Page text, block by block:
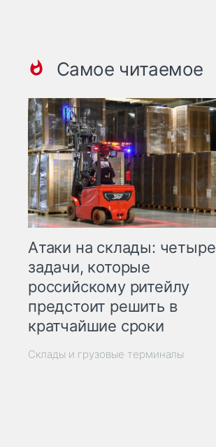
Самое читаемое
Атаки на склады: четыре
задачи, которые
российскому ритейлу
предстоит решить в
кратчайшие сроки
Склады и грузовые терминалы